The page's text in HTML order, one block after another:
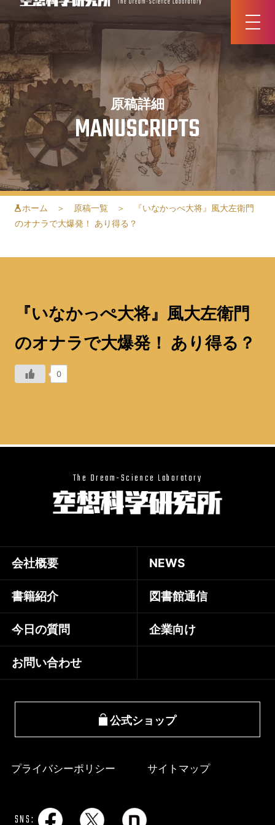
原稿詳細
MANUSCRIPTS
ホーム ＞ 原稿一覧＞ 『いなかっぺ大将』風大左衛門
のオナラで大爆発！ あり得る？
『いなかっぺ大将』風大左衛門
のオナラで大爆発！ あり得る？
0
The Dream-Science Laboratory
会社概要 NEWS
書籍紹介 図書館通信
今日の質問 企業向け
お問い合わせ
公式ショップ
プライバシーポリシー サイトマップ